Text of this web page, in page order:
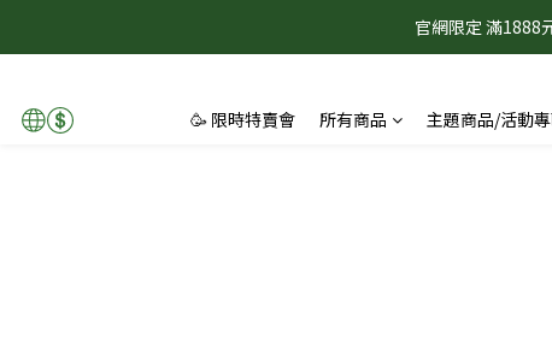
官網限定 滿1888
🥳 限時特賣會
所有商品 主題商品/活動